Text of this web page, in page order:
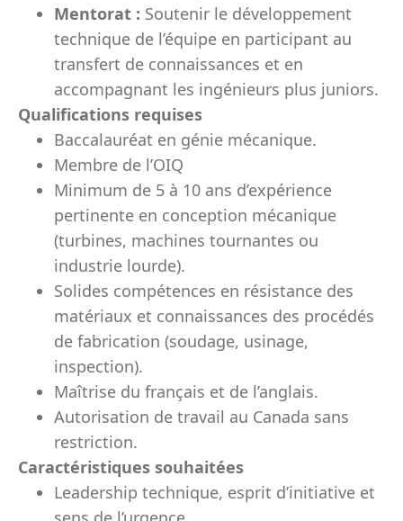
Mentorat : Soutenir le développement
technique de l’équipe en participant au
transfert de connaissances et en
accompagnant les ingénieurs plus juniors.
Qualifications requises
Baccalauréat en génie mécanique.
Membre de l’OIQ
Minimum de 5 à 10 ans d’expérience
pertinente en conception mécanique
(turbines, machines tournantes ou
industrie lourde).
Solides compétences en résistance des
matériaux et connaissances des procédés
de fabrication (soudage, usinage,
inspection).
Maîtrise du français et de l’anglais.
Autorisation de travail au Canada sans
restriction.
Caractéristiques souhaitées
Leadership technique, esprit d’initiative et